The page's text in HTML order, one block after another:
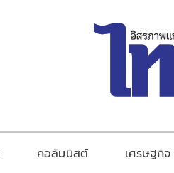
คอลัมนิสต์ เศรษฐกิจ